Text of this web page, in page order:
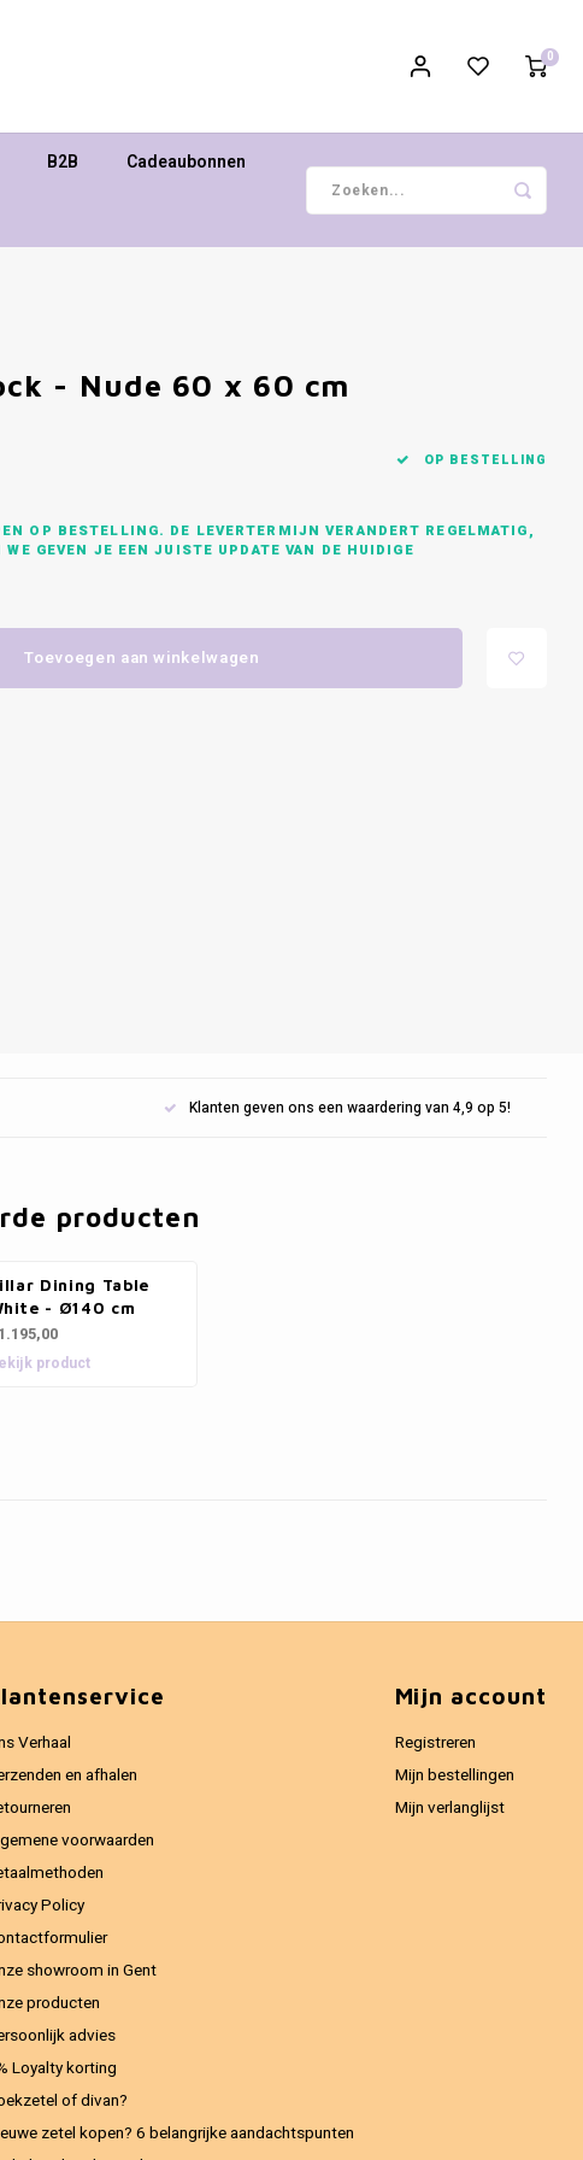
0
B2B Cadeaubonnen
- Nude 60 x 60 cm
OP BESTELLING
OP BESTELLING. DE LEVERTERMIJN VERANDERT REGELMATIG,
GEVEN JE EEN JUISTE UPDATE VAN DE HUIDIGE
Toevoegen aan winkelwagen
Klanten geven ons een waardering van 4,9 op 5!
producten
Dining Table
- Ø140 cm
product
Verhaal
en afhalen
voorwaarden
Policy
showroom in Gent
producten
advies
Loyalty korting
of divan?
zetel kopen? 6 belangrijke aandachtspunten
Mijn account
Registreren
Mijn bestellingen
Mijn verlanglijst